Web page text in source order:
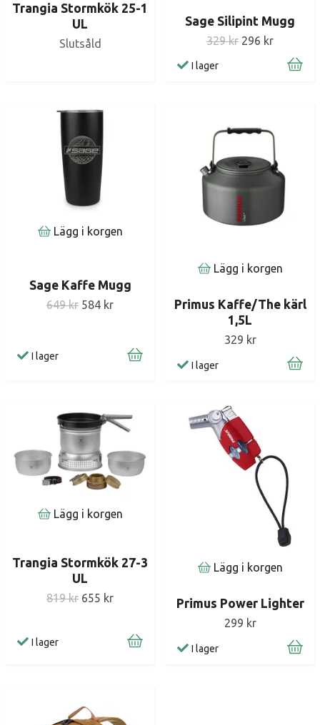
Trangia Stormkök 25-1
UL
Slutsåld
Sage Silipint Mugg
329 kr 296 kr
I lager
Lägg i korgen
Sage Kaffe Mugg
649 kr 584 kr
I lager
Lägg i korgen
Primus Kaffe/The kärl
1,5L
329 kr
I lager
Lägg i korgen
Trangia Stormkök 27-3
UL
819 kr 655 kr
I lager
Lägg i korgen
Primus Power Lighter
299 kr
I lager